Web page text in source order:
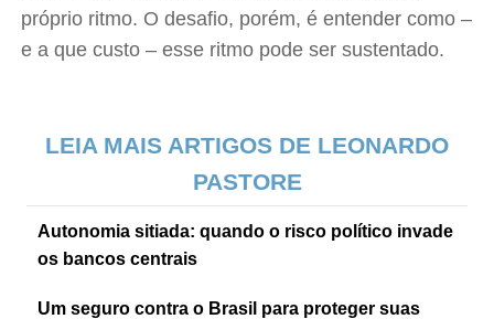
próprio ritmo. O desafio, porém, é entender como –
e a que custo – esse ritmo pode ser sustentado.
LEIA MAIS ARTIGOS DE LEONARDO
PASTORE
Autonomia sitiada: quando o risco político invade
os bancos centrais
Um seguro contra o Brasil para proteger suas